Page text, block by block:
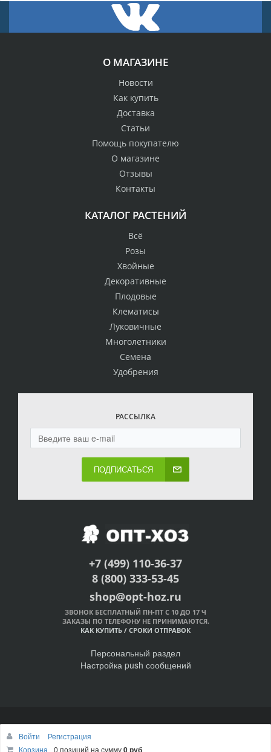
О МАГАЗИНЕ
Новости
Как купить
Доставка
Статьи
Помощь покупателю
О магазине
Отзывы
Контакты
КАТАЛОГ РАСТЕНИЙ
Всё
Розы
Хвойные
Декоративные
Плодовые
Клематисы
Луковичные
Многолетники
Семена
Удобрения
РАССЫЛКА
ПОДПИСАТЬСЯ
+7 (499) 110-36-37
8 (800) 333-53-45
shop@opt-hoz.ru
ЗВОНОК БЕСПЛАТНЫЙ ПН-ПТ С 10 ДО 17 Ч
ЗАКАЗЫ ПО ТЕЛЕФОНУ НЕ ПРИНИМАЮТСЯ.
КАК КУПИТЬ / СРОКИ ОТПРАВОК
Персональный раздел
Настройка push сообщений
© Интернет-магазин ОПТ-ХОЗ, 2011-2026
Войти
Регистрация
Корзина
0 позиций на сумму0 руб